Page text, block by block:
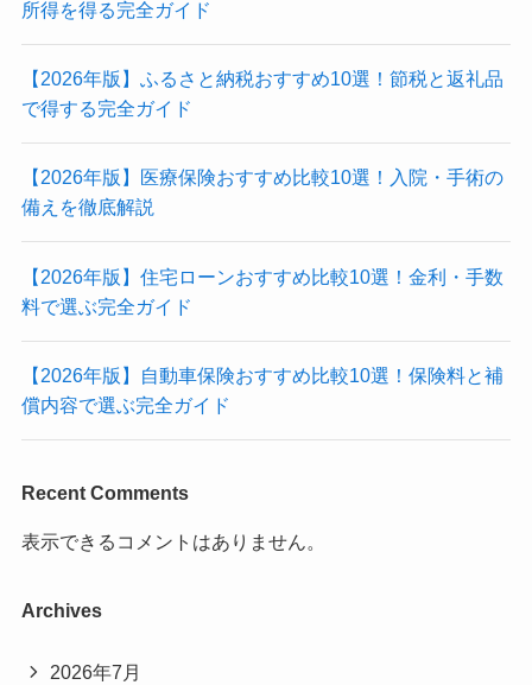
所得を得る完全ガイド
【2026年版】ふるさと納税おすすめ10選！節税と返礼品
で得する完全ガイド
【2026年版】医療保険おすすめ比較10選！入院・手術の
備えを徹底解説
【2026年版】住宅ローンおすすめ比較10選！金利・手数
料で選ぶ完全ガイド
【2026年版】自動車保険おすすめ比較10選！保険料と補
償内容で選ぶ完全ガイド
Recent Comments
表示できるコメントはありません。
Archives
2026年7月